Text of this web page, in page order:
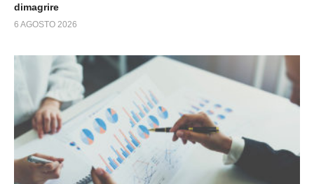
dimagrire
6 AGOSTO 2026